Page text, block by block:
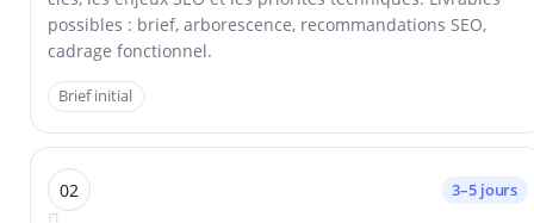
possibles : brief, arborescence, recommandations SEO,
cadrage fonctionnel.
Brief initial
02 3–5 jours